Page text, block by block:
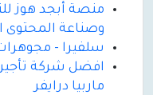
منصة أبجد هوز
وصناعة المحتوى
سلفيرا -
افضل شركة
ماربيا درايفر